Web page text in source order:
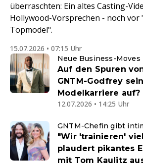
überraschten: Ein altes Casting-
Hollywood-Vorsprechen - noch vor
Topmodel".
15.07.2026 • 07:15 Uhr
Neue Business-Moves
Auf den Spuren
GNTM-Godfrey
Modelkarriere auf?
12.07.2026 • 14:25 Uhr
GNTM-Chefin gibt
"Wir 'trainieren'
plaudert pikantes
mit Tom Kaulitz